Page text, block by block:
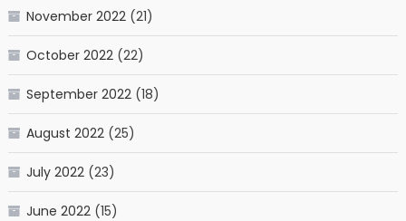
November 2022(21)
October 2022(22)
September 2022(18)
August 2022(25)
July 2022(23)
June 2022(15)